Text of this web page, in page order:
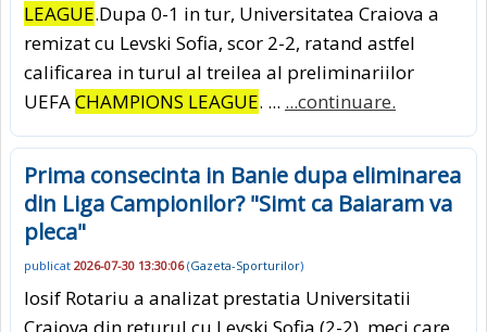
LEAGUE.Dupa 0-1 in tur, Universitatea Craiova a
remizat cu Levski Sofia, scor 2-2, ratand astfel
calificarea in turul al treilea al preliminariilor
UEFACHAMPIONS LEAGUE. ... ...continuare.
Prima consecinta in Banie dupa eliminarea
din Liga Campionilor? "Simt ca Baiaram va
pleca"
publicat 2026-07-30 13:30:06(Gazeta-Sporturilor)
Iosif Rotariu a analizat prestatia Universitatii